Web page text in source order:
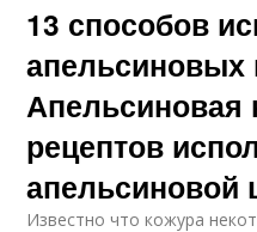
13 способов
апельсиновых
Апельсиновая
рецептов
апельсиновой
Известно что кожура